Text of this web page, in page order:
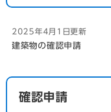
2025年4月1日更新
建築物の確認申請
確認申請